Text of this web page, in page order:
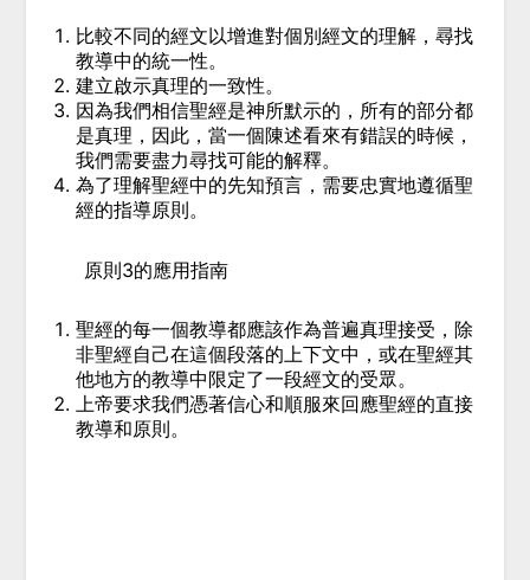
比較不同的經文以增進對個別經文的理解，尋找
教導中的統一性。
建立啟示真理的一致性。
因為我們相信聖經是神所默示的，所有的部分都
是真理，因此，當一個陳述看來有錯誤的時候，
我們需要盡力尋找可能的解釋。
為了理解聖經中的先知預言，需要忠實地遵循聖
經的指導原則。
原則3的應用指南
聖經的每一個教導都應該作為普遍真理接受，除
非聖經自己在這個段落的上下文中，或在聖經其
他地方的教導中限定了一段經文的受眾。
上帝要求我們憑著信心和順服來回應聖經的直接
教導和原則。